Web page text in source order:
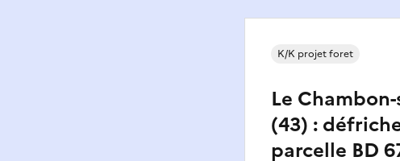
Le
(43) :
parcelle BD
K/K projet foret